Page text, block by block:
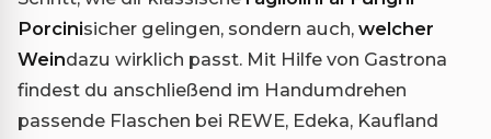
Porcinisicher gelingen, sondern auch, welcher
Weindazu wirklich passt. Mit Hilfe von Gastrona
findest du anschließend im Handumdrehen
passende Flaschen bei REWE, Edeka, Kaufland